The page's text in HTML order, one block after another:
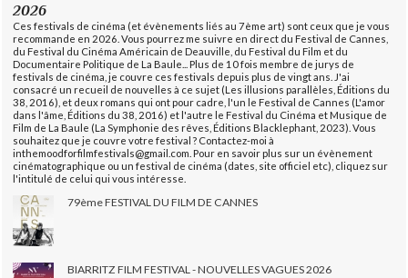
2026
Ces festivals de cinéma (et évènements liés au 7ème art) sont ceux que je vous
recommande en 2026. Vous pourrez me suivre en direct du Festival de Cannes,
du Festival du Cinéma Américain de Deauville, du Festival du Film et du
Documentaire Politique de La Baule... Plus de 10 fois membre de jurys de
festivals de cinéma, je couvre ces festivals depuis plus de vingt ans. J'ai
consacré un recueil de nouvelles à ce sujet (Les illusions parallèles, Éditions du
38, 2016), et deux romans qui ont pour cadre, l'un le Festival de Cannes (L'amor
dans l'âme, Éditions du 38, 2016) et l'autre le Festival du Cinéma et Musique de
Film de La Baule (La Symphonie des rêves, Éditions Blacklephant, 2023). Vous
souhaitez que je couvre votre festival ? Contactez-moi à
inthemoodforfilmfestivals@gmail.com. Pour en savoir plus sur un évènement
cinématographique ou un festival de cinéma (dates, site officiel etc), cliquez sur
l'intitulé de celui qui vous intéresse.
79ème FESTIVAL DU FILM DE CANNES
BIARRITZ FILM FESTIVAL - NOUVELLES VAGUES 2026